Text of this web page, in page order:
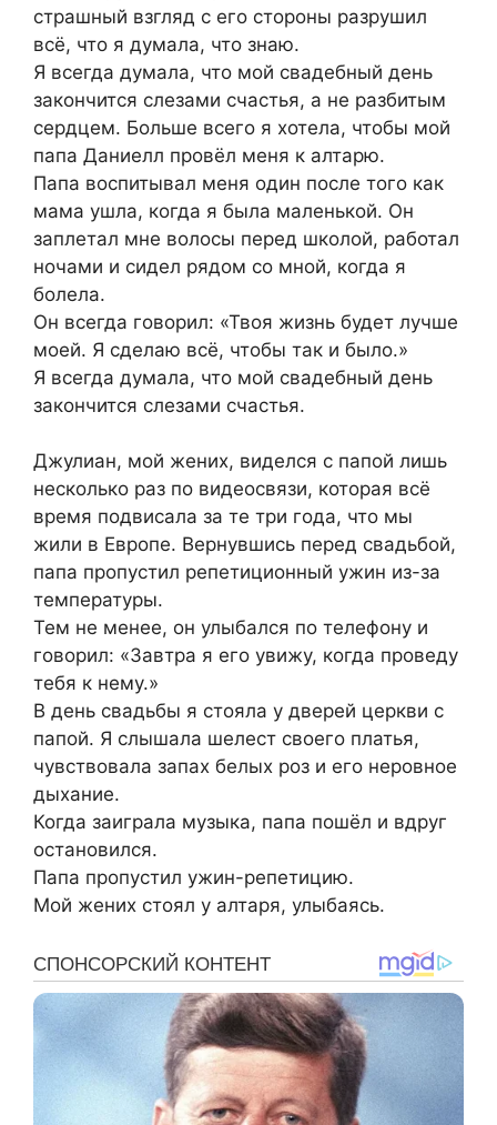
страшный взгляд с его стороны разрушил
всё, что я думала, что знаю.
Я всегда думала, что мой свадебный день
закончится слезами счастья, а не разбитым
сердцем. Больше всего я хотела, чтобы мой
папа Даниелл провёл меня к алтарю.
Папа воспитывал меня один после того как
мама ушла, когда я была маленькой. Он
заплетал мне волосы перед школой, работал
ночами и сидел рядом со мной, когда я
болела.
Он всегда говорил: «Твоя жизнь будет лучше
моей. Я сделаю всё, чтобы так и было.»
Я всегда думала, что мой свадебный день
закончится слезами счастья.
Джулиан, мой жених, виделся с папой лишь
несколько раз по видеосвязи, которая всё
время подвисала за те три года, что мы
жили в Европе. Вернувшись перед свадьбой,
папа пропустил репетиционный ужин из-за
температуры.
Тем не менее, он улыбался по телефону и
говорил: «Завтра я его увижу, когда проведу
тебя к нему.»
В день свадьбы я стояла у дверей церкви с
папой. Я слышала шелест своего платья,
чувствовала запах белых роз и его неровное
дыхание.
Когда заиграла музыка, папа пошёл и вдруг
остановился.
Папа пропустил ужин-репетицию.
Мой жених стоял у алтаря, улыбаясь.